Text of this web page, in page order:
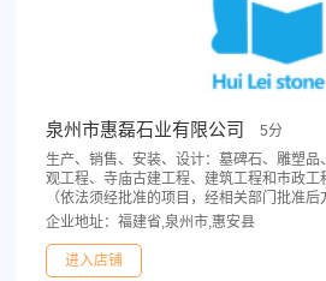
泉州市惠磊石业有限公司
5分
生产、销售、安装、设计：墓碑石、雕塑
观工程、寺庙古建工程、建筑工程和市政工
（依法须经批准的项目，经相关部门批准后
企业地址：福建省,泉州市,惠安县
进入店铺